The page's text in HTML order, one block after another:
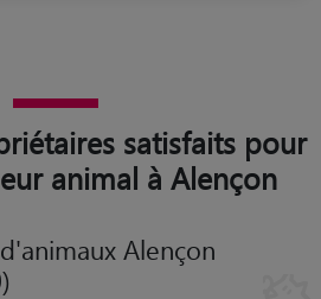
satisfaits pour
animal à Alençon
Alençon